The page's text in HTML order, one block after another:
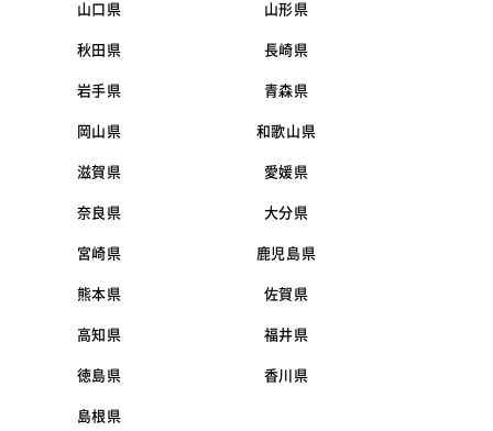
山口県 山形県
秋田県 長崎県
岩手県 青森県
岡山県 和歌山県
滋賀県 愛媛県
奈良県 大分県
宮崎県 鹿児島県
熊本県 佐賀県
高知県 福井県
徳島県 香川県
島根県